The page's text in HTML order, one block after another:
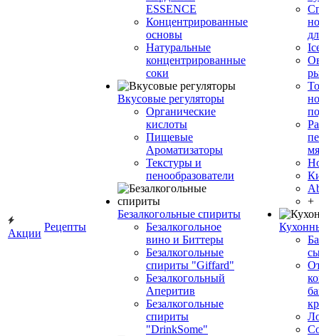
Акции
Рецепты
ESSENCE
Концентрированные
основы
Натуральные
концентрированные
соки
Вкусовые регуляторы
Органические
кислоты
Пищевые
Ароматизаторы
Текстуры и
пенообразователи
Безалкогольные спириты
Безалкогольное
вино и Биттеры
Безалкогольные
спириты "Giffard"
Безалкогольный
Аперитив
Безалкогольные
спириты
"DrinkSome"
+